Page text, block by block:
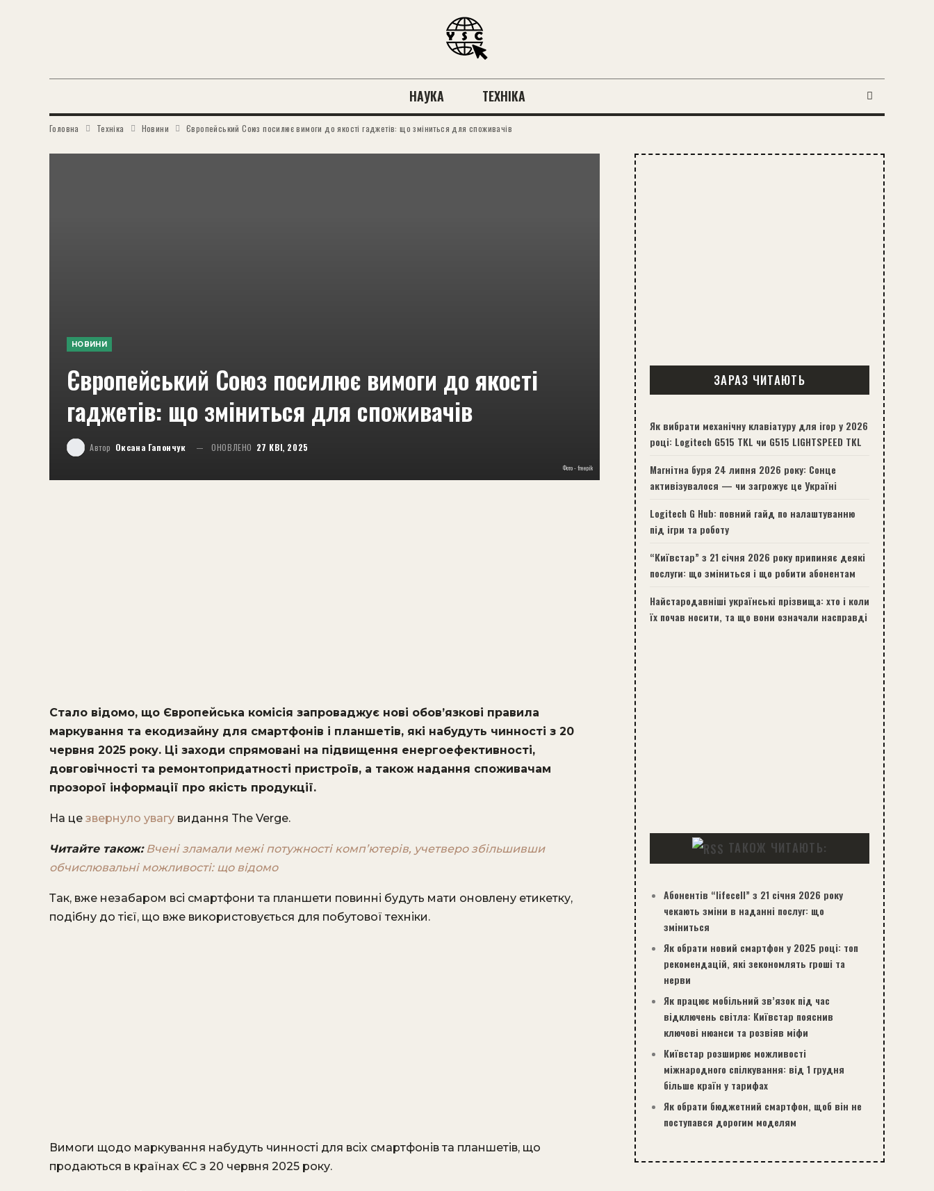
НАУКА ТЕХНІКА
Головна Техніка Новини Європейський Союз посилює вимоги до якості гаджетів: що зміниться для споживачів
НОВИНИ
Європейський Союз посилює вимоги до якості
гаджетів: що зміниться для споживачів
Автор Оксана Гапончук ОНОВЛЕНО 27 КВІ, 2025
Фото - freepik
Стало відомо, що ​Європейська комісія запроваджує нові обов’язкові правила
маркування та екодизайну для смартфонів і планшетів, які набудуть чинності з 20
червня 2025 року. Ці заходи спрямовані на підвищення енергоефективності,
довговічності та ремонтопридатності пристроїв, а також надання споживачам
прозорої інформації про якість продукції.
На це звернуло увагу видання The Verge.
Читайте також: Вчені зламали межі потужності комп’ютерів, учетверо збільшивши
обчислювальні можливості: що відомо
Так, вже незабаром всі смартфони та планшети повинні будуть мати оновлену етикетку,
подібну до тієї, що вже використовується для побутової техніки.
Вимоги щодо маркування набудуть чинності для всіх смартфонів та планшетів, що
продаються в країнах ЄС з 20 червня 2025 року.
ЗАРАЗ ЧИТАЮТЬ
Як вибрати механічну клавіатуру для ігор у 2026
році: Logitech G515 TKL чи G515 LIGHTSPEED TKL
Магнітна буря 24 липня 2026 року: Сонце
активізувалося — чи загрожує це Україні
Logitech G Hub: повний гайд по налаштуванню
під ігри та роботу
“Київстар” з 21 січня 2026 року припиняє деякі
послуги: що зміниться і що робити абонентам
Найстародавніші українські прізвища: хто і коли
їх почав носити, та що вони означали насправді
ТАКОЖ ЧИТАЮТЬ:
Абонентів “lifecell” з 21 січня 2026 року
чекають зміни в наданні послуг: що
зміниться
Як обрати новий смартфон у 2025 році: топ
рекомендацій, які зекономлять гроші та
нерви
Як працює мобільний зв’язок під час
відключень світла: Київстар пояснив
ключові нюанси та розвіяв міфи
Київстар розширює можливості
міжнародного спілкування: від 1 грудня
більше країн у тарифах
Як обрати бюджетний смартфон, щоб він не
поступався дорогим моделям